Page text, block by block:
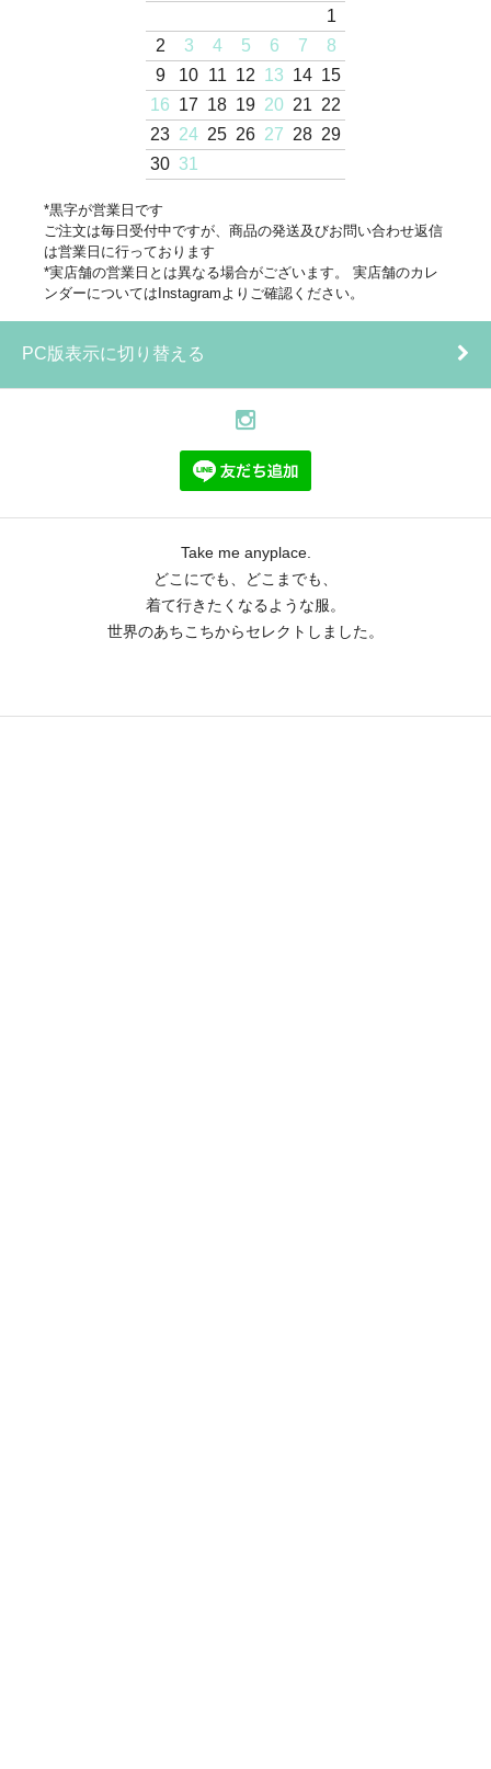
1
2
3 4 5 6 7
8
9
10 11 12 13 14 15
16 17 18 19 20 21 22
23 24 25 26 27 28 29
30 31
*黒字が営業日です
ご注文は毎日受付中ですが、商品の発送及びお問い合わせ返信
は営業日に行っております
*実店舗の営業日とは異なる場合がございます。 実店舗のカレ
ンダーについてはInstagramよりご確認ください。
PC版表示に切り替える
Take me anyplace.
どこにでも、どこまでも、
着て行きたくなるような服。
世界のあちこちからセレクトしました。